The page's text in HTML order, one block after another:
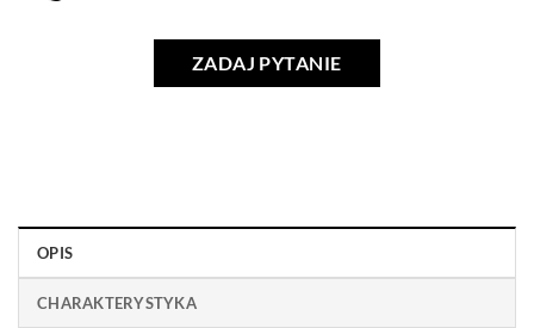
ZADAJ PYTANIE
OPIS
CHARAKTERYSTYKA